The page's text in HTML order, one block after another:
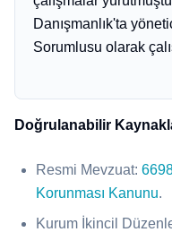
Danışmanlık'ta
Sorumlusu olarak
Doğrulanabilir
Resmi Mevzuat:
Korunması Kanunu.
Kurum İkincil